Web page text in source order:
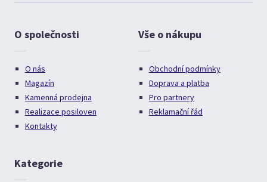
O společnosti
O nás
Magazín
Kamenná prodejna
Realizace posiloven
Kontakty
Vše o nákupu
Obchodní podmínky
Doprava a platba
Pro partnery
Reklamační řád
Kategorie